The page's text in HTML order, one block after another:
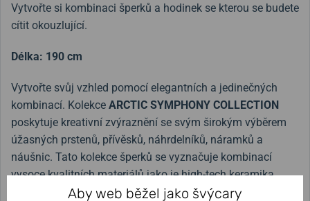
Vytvořte si kombinaci šperků a hodinek se kterou se budete
cítit okouzlující.
Délka: 190 cm
Vytvořte svůj vzhled pomocí elegantních a jedinečných
kombinací. Kolekce ARCTIC SYMPHONY COLLECTION
poskytuje kreativní zvýraznění se svým širokým výběrem
úžasných prstenů, přívěsků, náhrdelníků, náramků a
náušnic. Tato kolekce šperků se vyznačuje kombinací
vysoce kvalitních materiálů jako je high-tech keramika,
kameny kubické zirkonie, nerezová ocel a milánské
Aby web běžel jako švýcary